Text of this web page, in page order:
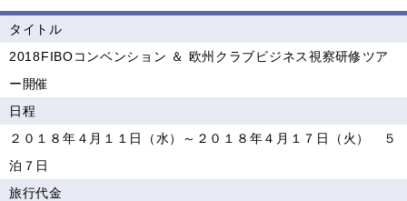
タイトル
2018FIBOコンベンション ＆ 欧州クラブビジネス視察研修ツア
ー開催
日程
２０１８年４月１１日（水）～２０１８年４月１７日（火） ５
泊７日
旅行代金